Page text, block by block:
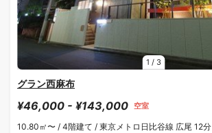
1 / 3
グラン西麻布
¥46,000 - ¥143,000 空室
10.80㎡〜 / 4階建て / 東京メトロ日比谷線 広尾 12分